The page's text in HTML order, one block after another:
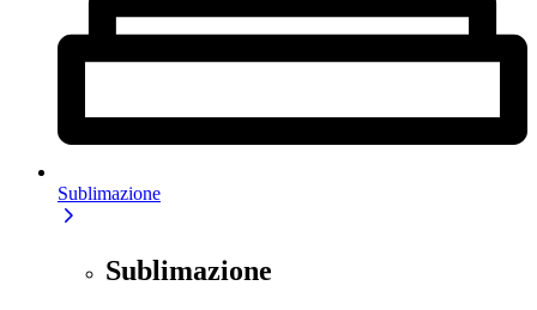
Sublimazione
Sublimazione